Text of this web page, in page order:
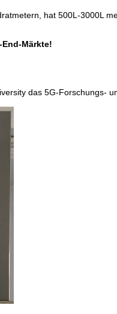
hat 500L-3000L
Märkte!
das 5G-Forschungs-